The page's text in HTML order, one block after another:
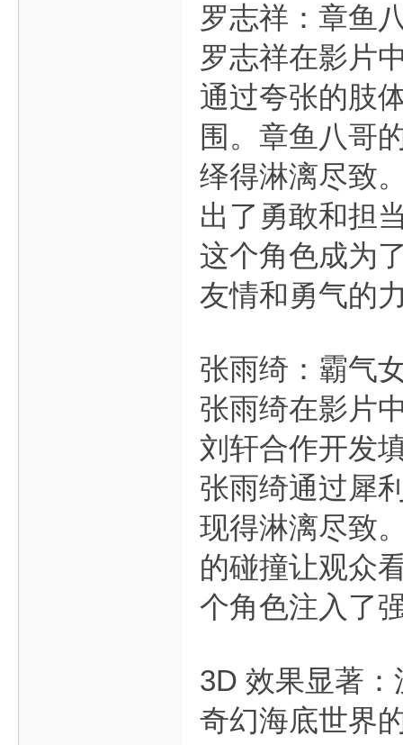
罗志祥：章鱼
罗志祥在影片
通过夸张的肢
围。章鱼八哥
绎得淋漓尽致
出了勇敢和担
这个角色成为
友情和勇气的
张雨绮：霸气
张雨绮在影片
刘轩合作开发
张雨绮通过犀
现得淋漓尽致
的碰撞让观众
个角色注入了
3D 效果显著
奇幻海底世界